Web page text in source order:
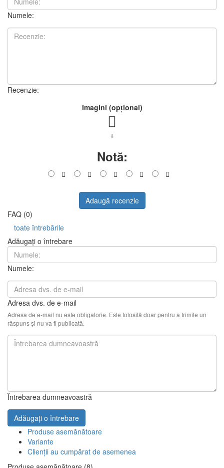
Numele:
Recenzie:
Imagini (opțional)
+
Notă:
Adaugă recenzie
FAQ (0)
toate întrebările
Adăugați o întrebare
Numele:
Adresa dvs. de e-mail
Adresa de e-mail nu este obligatorie. Este folosită doar pentru a trimite un
răspuns și nu va fi publicată.
Întrebarea dumneavoastră
Adăugați o întrebare
Produse asemănătoare
Variante
Clienții au cumpărat de asemenea